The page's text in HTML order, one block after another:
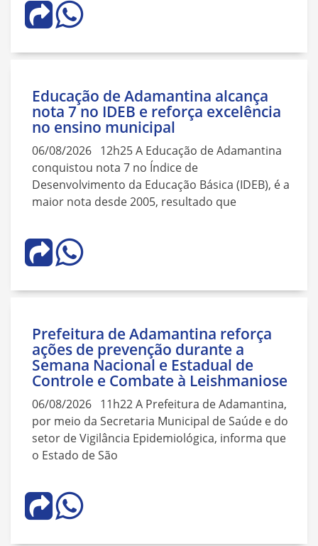
Educação de Adamantina alcança
nota 7 no IDEB e reforça excelência
no ensino municipal
06/08/2026 12h25 A Educação de Adamantina
conquistou nota 7 no Índice de
Desenvolvimento da Educação Básica (IDEB), é a
maior nota desde 2005, resultado que
Prefeitura de Adamantina reforça
ações de prevenção durante a
Semana Nacional e Estadual de
Controle e Combate à Leishmaniose
06/08/2026 11h22 A Prefeitura de Adamantina,
por meio da Secretaria Municipal de Saúde e do
setor de Vigilância Epidemiológica, informa que
o Estado de São